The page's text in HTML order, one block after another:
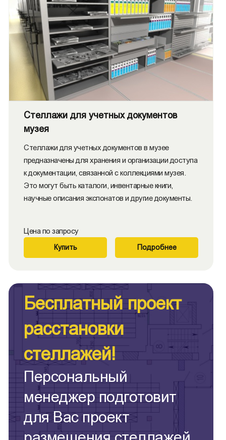
Стеллажи для учетных документов
музея
Стеллажи для учетных документов в музее
предназначены для хранения и организации доступа
к документации, связанной с коллекциями музея.
Это могут быть каталоги, инвентарные книги,
научные описания экспонатов и другие документы.
Цена по запросу
Купить Подробнее
Бесплатный проект
расстановки
стеллажей!
Персональный
менеджер подготовит
для Вас проект